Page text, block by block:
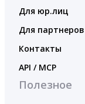
Для юр.лиц
Для партнеров
Контакты
API / MCP
Полезное